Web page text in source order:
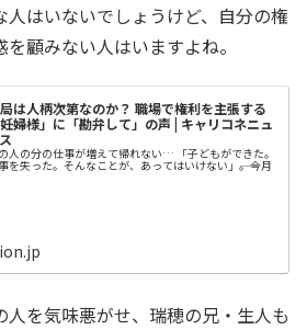
人はいないでしょうけど、自分の権
顧みない人はいますよね。
は人柄次第なのか？ 職場で権利を主張する
妊婦様」に「勘弁して」の声 | キャリコネニュ
人の分の仕事が増えて帰れない… 「子どもができた。
を失った。そんなことが、あってはいけない」――。今月
を気味悪がせ、瑞穂の兄・生人も